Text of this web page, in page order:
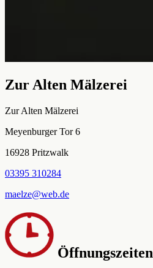
Zur Alten Mälzerei
Zur Alten Mälzerei
Meyenburger Tor 6
16928 Pritzwalk
03395 310284
maelze@web.de
Öffnungszeiten